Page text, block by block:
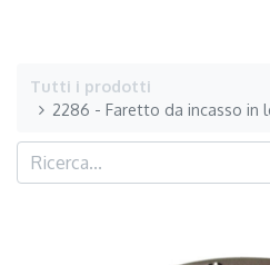
Tutti i prodotti
2286 - Faretto da incasso in